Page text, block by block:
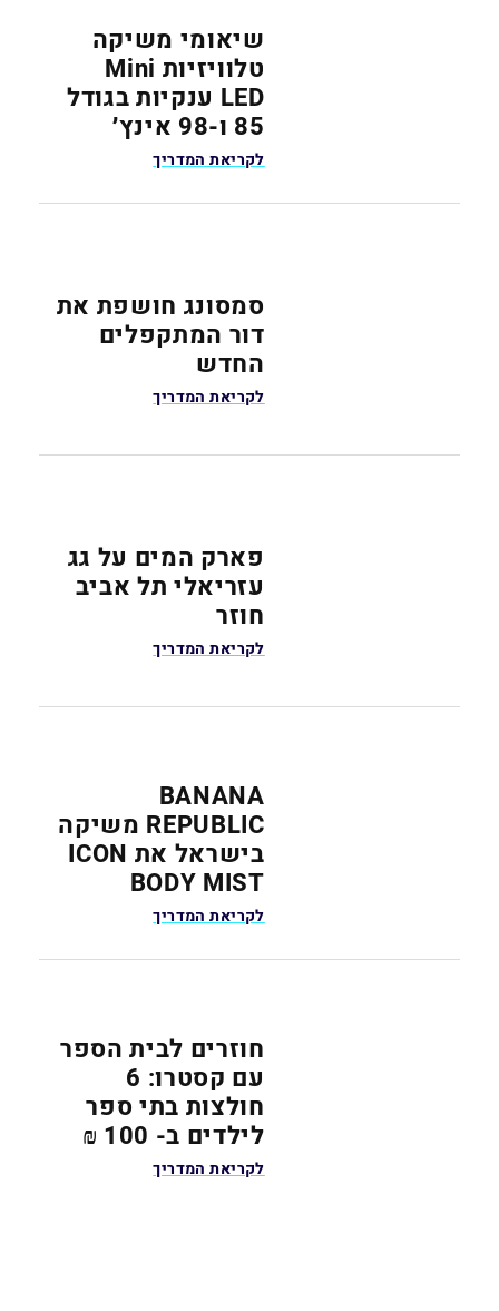
שיאומי משיקה
טלוויזיות Mini
LED ענקיות בגודל
85 ו-98 אינץ׳
לקריאת המדריך
סמסונג חושפת את
דור המתקפלים
החדש
לקריאת המדריך
פארק המים על גג
עזריאלי תל אביב
חוזר
לקריאת המדריך
BANANA
REPUBLIC משיקה
בישראל את ICON
BODY MIST
לקריאת המדריך
חוזרים לבית הספר
עם קסטרו: 6
חולצות בתי ספר
לילדים ב- 100 ₪
לקריאת המדריך